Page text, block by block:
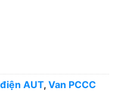
AUT, Van PCCC